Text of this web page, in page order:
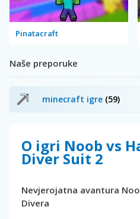
Pinatacraft
Naše preporuke
minecraft igre (59)
O igri Noob vs
Diver Suit 2
Nevjerojatna avantura
Divera